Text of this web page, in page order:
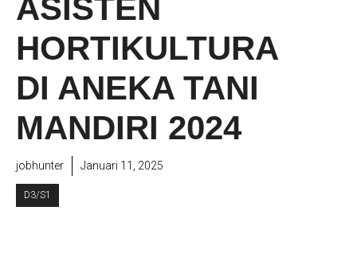
ASISTEN
HORTIKULTURA
DI ANEKA TANI
MANDIRI 2024
jobhunter Januari 11, 2025
D3/S1